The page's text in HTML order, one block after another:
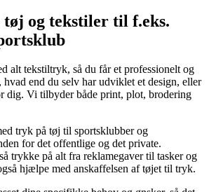
tøj og tekstiler til f.eks.
alt tekstiltryk, så du får et professionelt og
end du selv har udviklet et design, eller
dig. Vi tilbyder både print, plot, brodering
tryk på tøj til sportsklubber og
for det offentlige og det private.
trykke på alt fra reklamegaver til tasker og
hjælpe med anskaffelsen af tøjet til tryk.